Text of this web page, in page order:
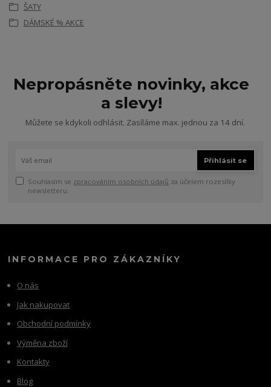
ŠATY
DÁMSKÉ % AKCE
Nepropásněte novinky, akce
a slevy!
Můžete se kdykoli odhlásit. Zasíláme max. jednou za 14 dní.
Přihlásit se
Souhlasím se zpracováním osobních údajů za účelem rozesílky
newsletteru.
INFORMACE PRO ZÁKAZNÍKY
O nás
Jak nakupovat
Obchodní podmínky
Výměna zboží
Kontakty
Blog